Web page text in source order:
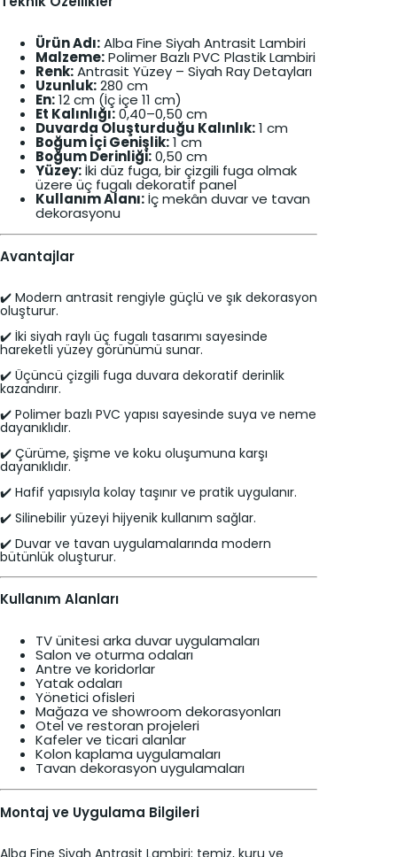
Ürün Adı:Alba Fine Siyah Antrasit Lambiri
Malzeme:Polimer Bazlı PVC Plastik Lambiri
Renk:Antrasit Yüzey – Siyah Ray Detayları
Uzunluk:280 cm
En:12 cm (İç içe 11 cm)
Et Kalınlığı:0,40–0,50 cm
Duvarda Oluşturduğu Kalınlık:1 cm
Boğum İçi Genişlik:1 cm
Boğum Derinliği:0,50 cm
Yüzey:İki düz fuga, bir çizgili fuga olmak
üzere üç fugalı dekoratif panel
Kullanım Alanı:İç mekân duvar ve tavan
dekorasyonu
Avantajlar
✔️ Modern antrasit rengiyle güçlü ve şık dekorasyon
oluşturur.
✔️ İki siyah raylı üç fugalı tasarımı sayesinde
hareketli yüzey görünümü sunar.
✔️ Üçüncü çizgili fuga duvara dekoratif derinlik
kazandırır.
✔️ Polimer bazlı PVC yapısı sayesinde suya ve neme
dayanıklıdır.
✔️ Çürüme, şişme ve koku oluşumuna karşı
dayanıklıdır.
✔️ Hafif yapısıyla kolay taşınır ve pratik uygulanır.
✔️ Silinebilir yüzeyi hijyenik kullanım sağlar.
✔️ Duvar ve tavan uygulamalarında modern
bütünlük oluşturur.
Kullanım Alanları
TV ünitesi arka duvar uygulamaları
Salon ve oturma odaları
Antre ve koridorlar
Yatak odaları
Yönetici ofisleri
Mağaza ve showroom dekorasyonları
Otel ve restoran projeleri
Kafeler ve ticari alanlar
Kolon kaplama uygulamaları
Tavan dekorasyon uygulamaları
Montaj ve Uygulama Bilgileri
Alba Fine Siyah Antrasit Lambiri; temiz, kuru ve